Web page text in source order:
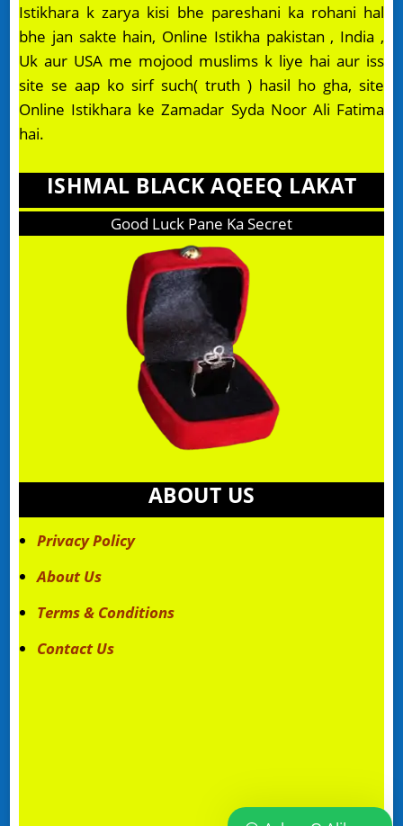
Istikhara k zarya kisi bhe pareshani ka rohani hal
bhe jan sakte hain, Online Istikha pakistan , India ,
Uk aur USA me mojood muslims k liye hai aur iss
site se aap ko sirf such( truth ) hasil ho gha, site
Online Istikhara ke Zamadar Syda Noor Ali Fatima
hai.
ISHMAL BLACK AQEEQ LAKAT
Good Luck Pane Ka Secret
ABOUT US
Privacy Policy
About Us
Terms & Conditions
Contact Us